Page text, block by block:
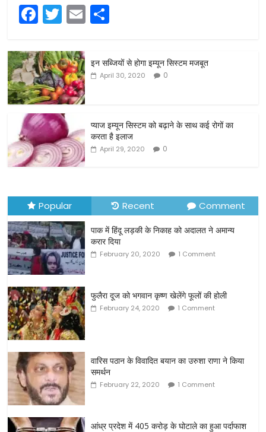
F
c
e
b
o
o
k
T
itt
er
E
ar
e
इन सब्जियों से होगा इम्यून सिस्टम मजबूत
April 30, 2020 0
प्याज इम्यून सिस्टम को बढ़ाने के साथ कई रोगों का
करता है इलाज
April 29, 2020 0
Popular Recent Comment
पाक में हिंदू लड़की के निकाह को अदालत ने अमान्य
करार दिया
February 20, 2020 1 Comment
फुलैरा दूज को भगवान कृष्ण खेलेंगे फूलों की होली
February 24, 2020 1 Comment
वारिस पठान के विवादित बयान का उरुशा राणा ने किया
समर्थन
February 22, 2020 1 Comment
आंध्र प्रदेश में 405 करोड़ के घोटाले का हुआ पर्दाफाश